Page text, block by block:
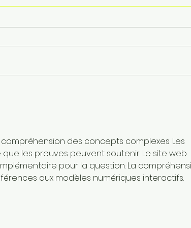
l’eau
des concepts complexes. Les
les preuves peuvent soutenir. Le site web
pour la question. La
aux modèles numériques interactifs.